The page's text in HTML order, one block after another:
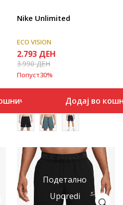
Nike Unlimited
ECO VISION
2.793 ДЕН
3.990ДЕН
Попуст30%
Додај во
Подетално
Uporedi